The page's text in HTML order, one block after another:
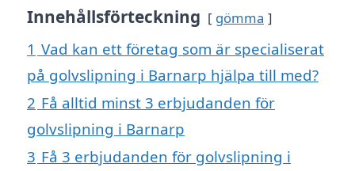
Innehållsförteckning gömma
1 Vad kan ett företag som är specialiserat
på golvslipning i Barnarp hjälpa till med?
2 Få alltid minst 3 erbjudanden för
golvslipning i Barnarp
3 Få 3 erbjudanden för golvslipning i